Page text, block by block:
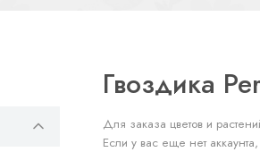
Гвоздика
Для заказа цветов и
Если у вас еще нет